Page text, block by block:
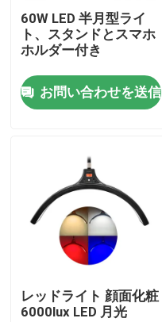
家へ
動画
わたしたち に つい て
工場 ツアー
60W LED 半月型ライ
ト、スタンドとスマホ
ホルダー付き
お問い合わせを送信
レッドライト 顔面化粧
6000lux LED 月光